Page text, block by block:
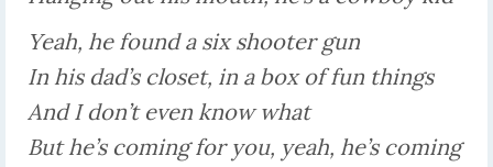
Yeah, he found a six shooter gun
In his dad’s closet, in a box of fun things
And I don’t even know what
But he’s coming for you, yeah, he’s coming